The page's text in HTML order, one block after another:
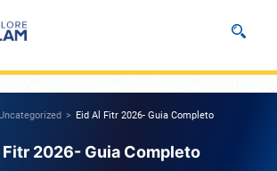
Eid Al Fitr 2026- Guia Completo
Fitr 2026- Guia Completo